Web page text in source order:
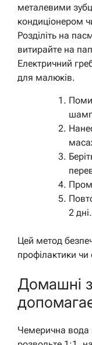
металевими
кондиціонером
Розділіть на
витирайте на
Електричний
для малюків.
2 дні.
Цей метод
профілактики чи
Домашні
Чемерична вода